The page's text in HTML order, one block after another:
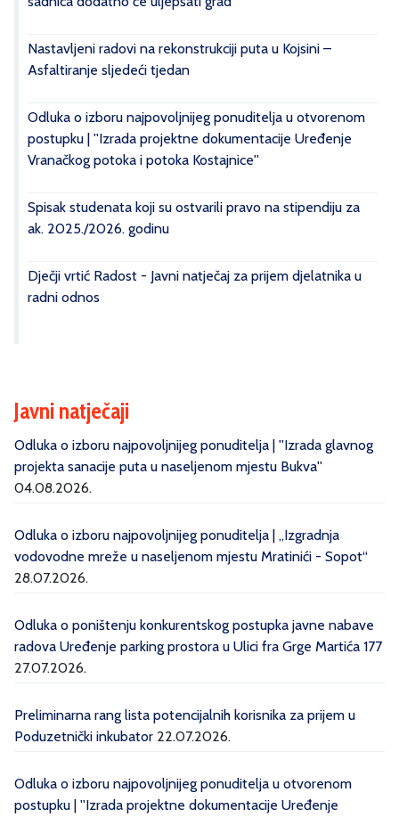
Nastavljeni radovi na rekonstrukciji puta u Kojsini –
Asfaltiranje sljedeći tjedan
Odluka o izboru najpovoljnijeg ponuditelja u otvorenom
postupku | ''Izrada projektne dokumentacije Uređenje
Vranačkog potoka i potoka Kostajnice''
Spisak studenata koji su ostvarili pravo na stipendiju za
ak. 2025./2026. godinu
Dječji vrtić Radost - Javni natječaj za prijem djelatnika u
radni odnos
Javni natječaji
Odluka o izboru najpovoljnijeg ponuditelja | ''Izrada glavnog
projekta sanacije puta u naseljenom mjestu Bukva''
04.08.2026.
Odluka o izboru najpovoljnijeg ponuditelja | „Izgradnja
vodovodne mreže u naseljenom mjestu Mratinići - Sopot“
28.07.2026.
Odluka o poništenju konkurentskog postupka javne nabave
radova Uređenje parking prostora u Ulici fra Grge Martića 177
27.07.2026.
Preliminarna rang lista potencijalnih korisnika za prijem u
Poduzetnički inkubator 22.07.2026.
Odluka o izboru najpovoljnijeg ponuditelja u otvorenom
postupku | ''Izrada projektne dokumentacije Uređenje